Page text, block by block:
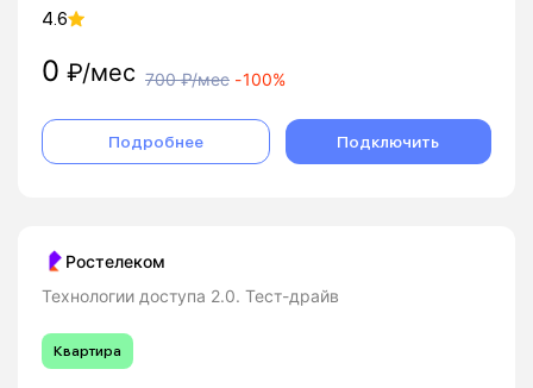
4.6
0 ₽/мес 700₽/мес -100%
Подробнее Подключить
Ростелеком
Технологии доступа 2.0. Тест-драйв
Квартира